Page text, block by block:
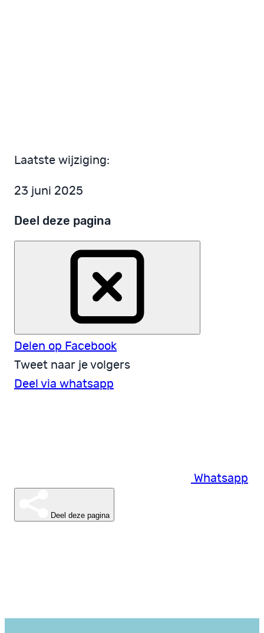
Laatste wijziging:
23 juni 2025
Deel deze pagina
Delen op Facebook
Tweet naar je volgers
Deel via whatsapp
Whatsapp
Deel deze pagina